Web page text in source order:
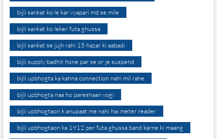
bijli sankat ko le kar vyapari md se mile
bijli sankat ko leker futa ghussa
bijli sankat se jujh rahi 15 hazar ki aabadi
bijli supply badhit hone par se or je suspend
bijli upbhogta ka kahna connection nahi mil rahe
bijli upbhogta naa ho pareshaan yogi
bijli upbhogtaon k anupaat me nahi hai meter reader
bijli upbhogtaon ka 1912 per futa ghussa band karne ki maang